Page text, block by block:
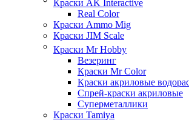
Краски AK Interactive
Real Color
Краски Ammo Mig
Краски JIM Scale
Краски Mr Hobby
Везеринг
Краски Mr Color
Краски акриловые
Спрей-краски акриловые
Суперметаллики
Краски Tamiya